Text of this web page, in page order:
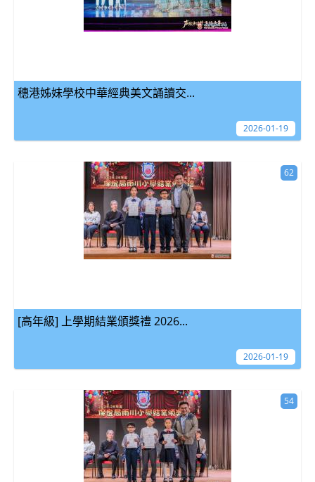
穗港姊妹學校中華經典美文誦讀交...
2026-01-19
[高年級] 上學期結業頒獎禮 2026...
62
2026-01-19
54